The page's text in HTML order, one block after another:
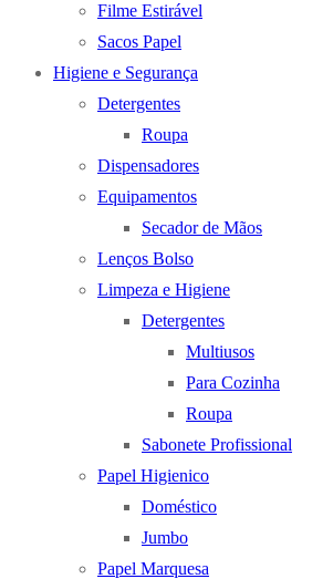
Filme Estirável
Sacos Papel
Higiene e Segurança
Detergentes
Roupa
Dispensadores
Equipamentos
Secador de Mãos
Lenços Bolso
Limpeza e Higiene
Detergentes
Multiusos
Para Cozinha
Roupa
Sabonete Profissional
Papel Higienico
Doméstico
Jumbo
Papel Marquesa